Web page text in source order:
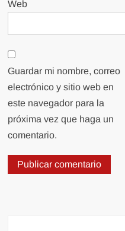
Web
Guardar mi nombre, correo
electrónico y sitio web en
este navegador para la
próxima vez que haga un
comentario.